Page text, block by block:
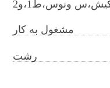
ونوس،ط1،و2
مشغول به کار
رشت